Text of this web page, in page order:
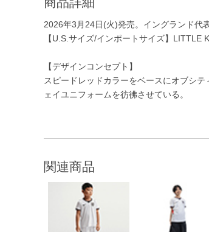
2026年3月24日(火)発売。イングランド代
【U.S.サイズ/インポートサイズ】LITTLE
【デザインコンセプト】
スピードレッドカラーをベースにオブシ
ェイユニフォームを彷彿させている。
関連商品